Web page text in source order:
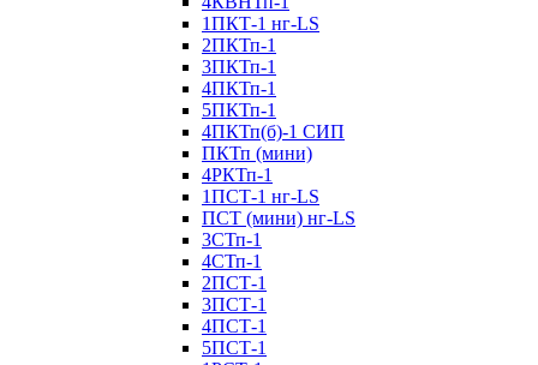
1ПКТ-1 нг-LS
2ПКТп-1
3ПКТп-1
4ПКТп-1
5ПКТп-1
4ПКТп(б)-1 СИП
ПКТп (мини)
4РКТп-1
1ПСТ-1 нг-LS
ПСТ (мини) нг-LS
3СТп-1
4СТп-1
2ПСТ-1
3ПСТ-1
4ПСТ-1
5ПСТ-1